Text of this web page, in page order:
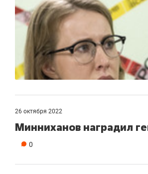
26 октября 2022
Минниханов наградил
0